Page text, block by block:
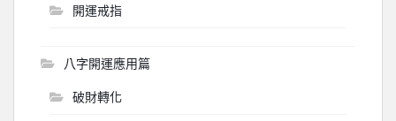
開運戒指
八字開運應用篇
破財轉化